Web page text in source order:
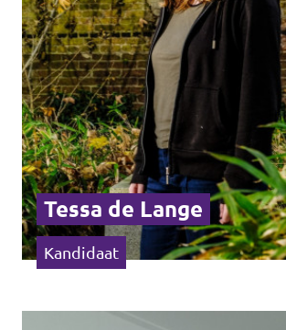
Tessa de Lange
Kandidaat